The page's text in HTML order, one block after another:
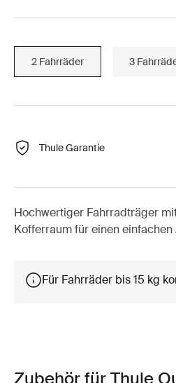
2 Fahrräder 3
Thule Garantie
Hochwertiger Fahrradträger
Kofferraum für einen einfachen
Für Fahrräder bis 15 kg
Zubehör für Thule